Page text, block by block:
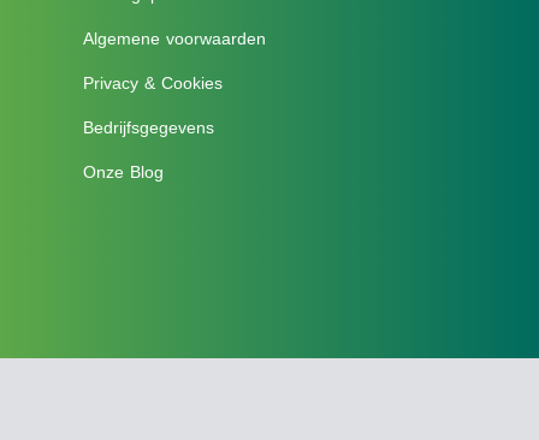
Algemene voorwaarden
Privacy & Cookies
Bedrijfsgegevens
Onze Blog